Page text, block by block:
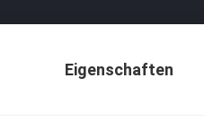
Eigenschaften